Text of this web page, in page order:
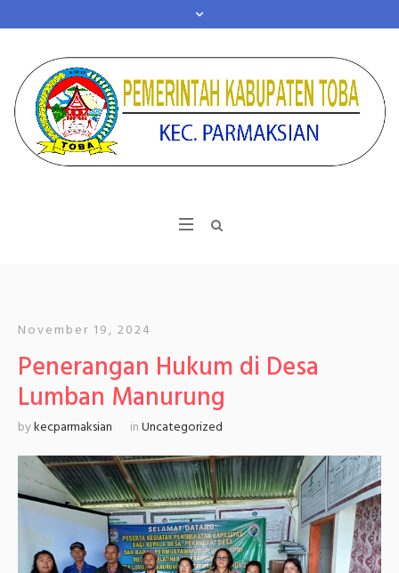
November 19, 2024
Penerangan Hukum di Desa
Lumban Manurung
bykecparmaksian inUncategorized